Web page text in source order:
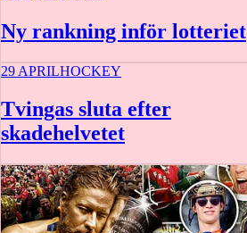
Ny rankning inför lotteriet
29 APRILHOCKEY
Tvingas sluta efter
skadehelvetet